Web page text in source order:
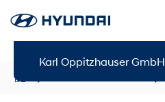
Karl Oppitzhauser GmbH